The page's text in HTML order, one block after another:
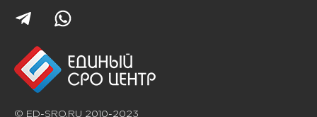
© ED-SRO.RU 2010-2023